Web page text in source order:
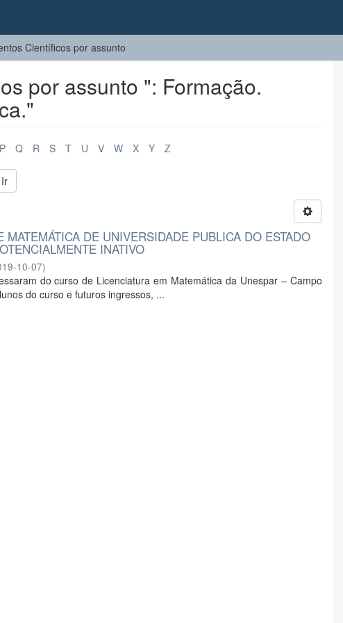
Científicos por assunto
por assunto ": Formação.
P Q R S T U V W X Y Z
Ir
DE UNIVERSIDADE PUBLICA DO ESTADO
INATIVO
10-07)
do curso de Licenciatura em Matemática da Unespar – Campo
do curso e futuros ingressos, ...